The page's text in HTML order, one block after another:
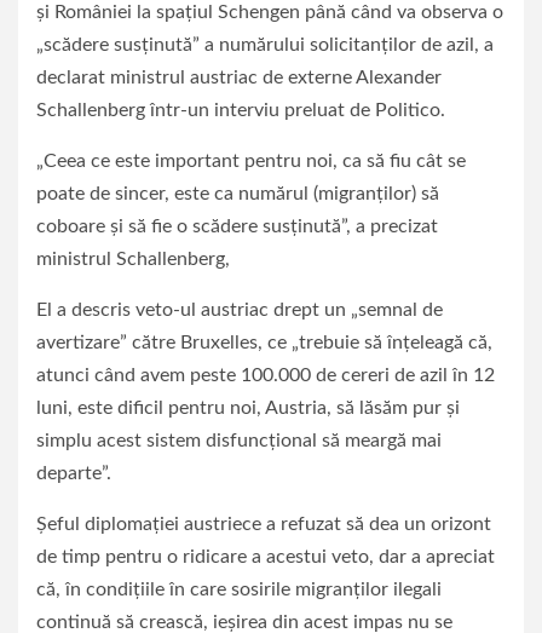
şi României la spaţiul Schengen până când va observa o
„scădere susţinută” a numărului solicitanţilor de azil, a
declarat ministrul austriac de externe Alexander
Schallenberg într-un interviu preluat de Politico.
„Ceea ce este important pentru noi, ca să fiu cât se
poate de sincer, este ca numărul (migranţilor) să
coboare şi să fie o scădere susţinută”, a precizat
ministrul Schallenberg,
El a descris veto-ul austriac drept un „semnal de
avertizare” către Bruxelles, ce „trebuie să înţeleagă că,
atunci când avem peste 100.000 de cereri de azil în 12
luni, este dificil pentru noi, Austria, să lăsăm pur şi
simplu acest sistem disfuncţional să meargă mai
departe”.
Şeful diplomaţiei austriece a refuzat să dea un orizont
de timp pentru o ridicare a acestui veto, dar a apreciat
că, în condiţiile în care sosirile migranţilor ilegali
continuă să crească, ieşirea din acest impas nu se